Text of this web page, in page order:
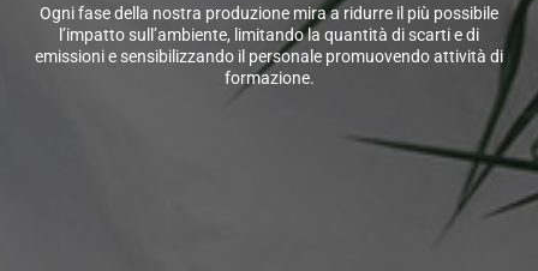
Ogni fase della nostra produzione mira a ridurre il più possibile
l’impatto sull’ambiente, limitando la quantità di scarti e di
emissioni e sensibilizzando il personale promuovendo attività di
formazione.